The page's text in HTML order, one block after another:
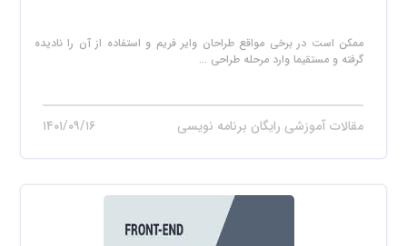
ممکن است در برخی مواقع طراحان وایر فریم و استفاده از آن را نادیده
گرفته و مستقیما وارد مرحله طراحی ...
مقالات آموزشی رایگان برنامه نویسی ۱۴۰۱/۰۹/۱۶